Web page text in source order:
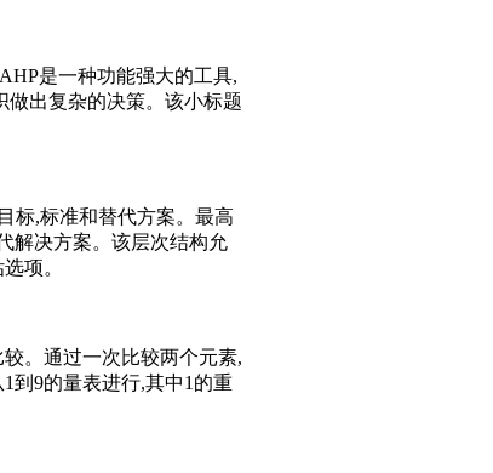
是一种功能强大的工具,
做出复杂的决策。该小标题
标,标准和替代方案。最高
解决方案。该层次结构允
项。
。通过一次比较两个元素,
到9的量表进行,其中1的重